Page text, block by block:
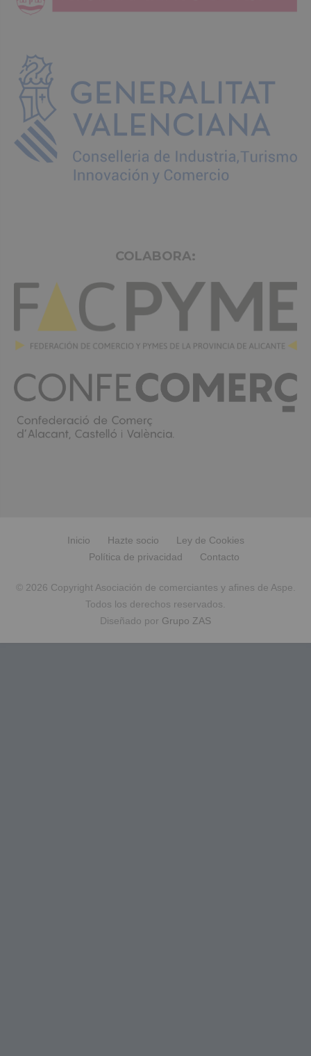
COLABORA:
Inicio Hazte socio
Ley de Cookies
Política de privacidad
Contacto
© 2026 Copyright Asociación de comerciantes y afines de Aspe.
Todos los derechos reservados.
Diseñado por Grupo ZAS